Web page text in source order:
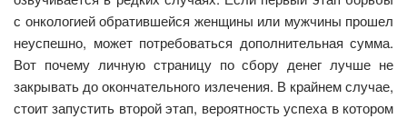
с онкологией обратившейся женщины или мужчины прошел
неуспешно, может потребоваться дополнительная сумма.
Вот почему личную страницу по сбору денег лучше не
закрывать до окончательного излечения. В крайнем случае,
стоит запустить второй этап, вероятность успеха в котором